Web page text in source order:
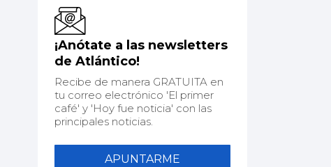
¡Anótate a las newsletters
de Atlántico!
Recibe de manera GRATUITA en
tu correo electrónico 'El primer
café' y 'Hoy fue noticia' con las
principales noticias.
APUNTARME